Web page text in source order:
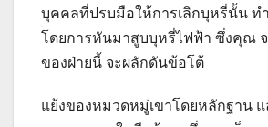
บุคคลที่ปรบมือให้การเลิกบุหรี่นั้น ทำ
โดยการหันมาสูบบุหรี่ไฟฟ้า ซึ่งคุณ จ
ของฝ่ายนี้ จะผลักดันข้อโต้
แย้งของหมวดหมู่เขาโดยหลักฐาน